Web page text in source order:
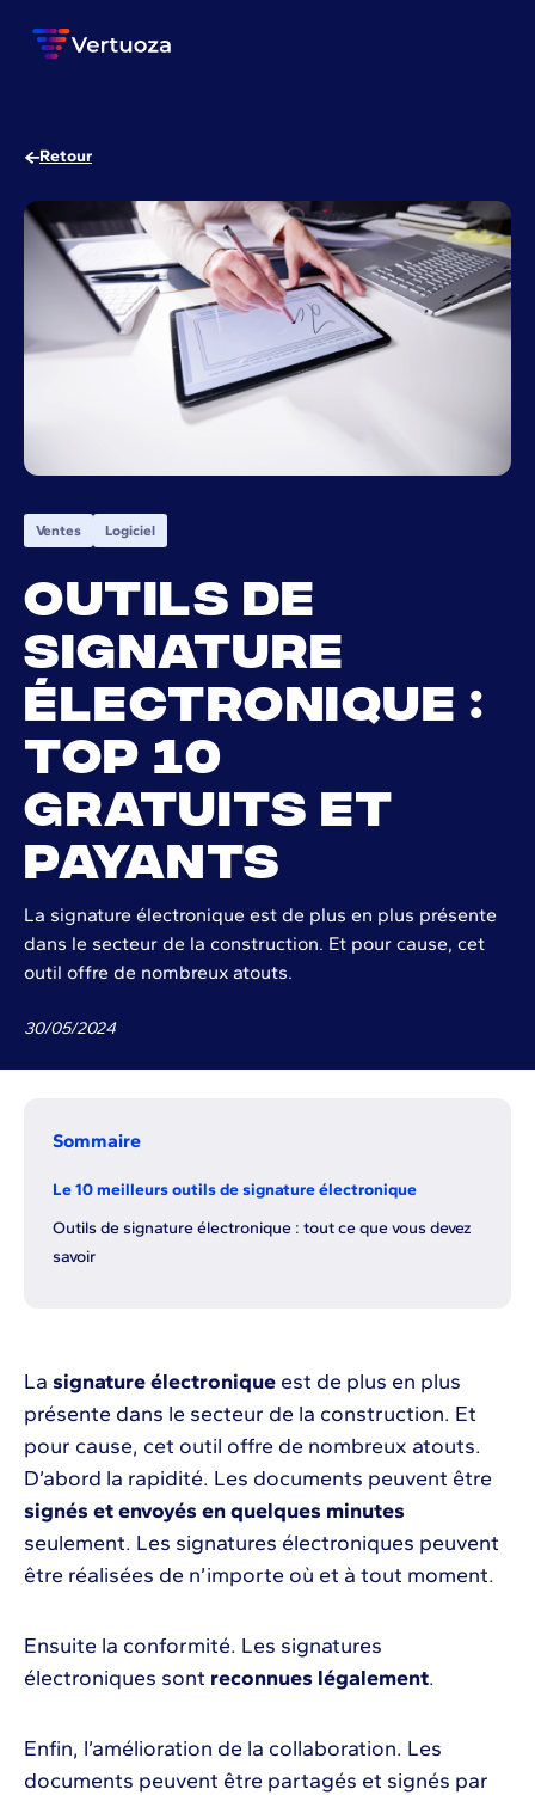
Retour
Ventes Logiciel
Outils de
signature
électronique :
Top 10
gratuits et
payants
La signature électronique est de plus en plus présente
dans le secteur de la construction. Et pour cause, cet
outil offre de nombreux atouts.
30/05/2024
Sommaire
Le 10 meilleurs outils de signature électronique
Outils de signature électronique : tout ce que vous devez
savoir
La signature électronique est de plus en plus
présente dans le secteur de la construction. Et
pour cause, cet outil offre de nombreux atouts.
D’abord la rapidité. Les documents peuvent être
signés et envoyés en quelques minutes
seulement. Les signatures électroniques peuvent
être réalisées de n’importe où et à tout moment.
Ensuite la conformité. Les signatures
électroniques sont reconnues légalement.
Enfin, l’amélioration de la collaboration. Les
documents peuvent être partagés et signés par